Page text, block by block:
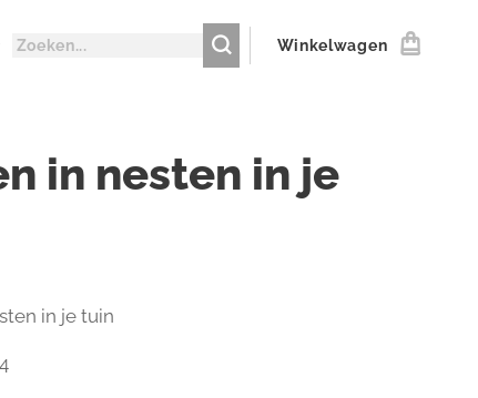
Winkelwagen
in nesten in je
in je tuin